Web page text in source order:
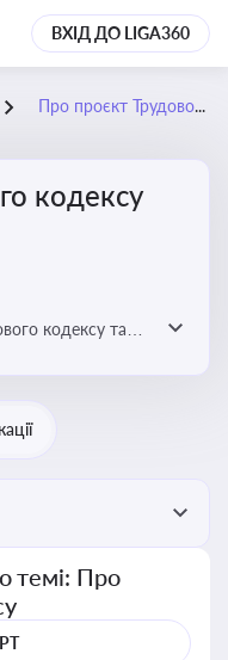
ВХІД ДО LIGA360
Про проєкт Трудового кодексу
кодексу
кодексу та
темі: Про